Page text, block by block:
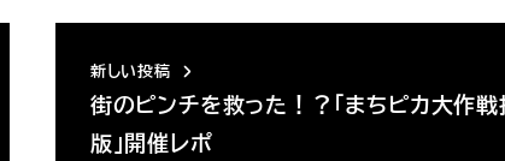
新しい投稿
街のピンチを救った！？「まちピカ大作
版」開催レポ